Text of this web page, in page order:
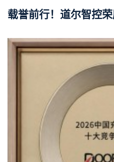
载誉前行！道尔智控